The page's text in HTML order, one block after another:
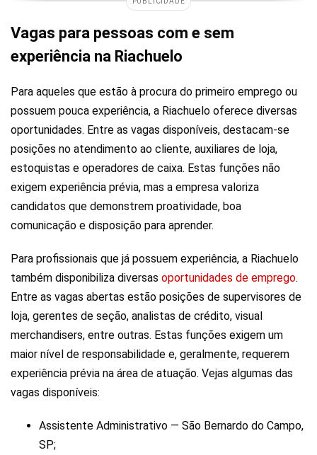
Vagas para pessoas com e sem
experiência na Riachuelo
Para aqueles que estão à procura do primeiro emprego ou
possuem pouca experiência, a Riachuelo oferece diversas
oportunidades. Entre as vagas disponíveis, destacam-se
posições no atendimento ao cliente, auxiliares de loja,
estoquistas e operadores de caixa. Estas funções não
exigem experiência prévia, mas a empresa valoriza
candidatos que demonstrem proatividade, boa
comunicação e disposição para aprender.
Para profissionais que já possuem experiência, a Riachuelo
também disponibiliza diversas oportunidades de emprego.
Entre as vagas abertas estão posições de supervisores de
loja, gerentes de seção, analistas de crédito, visual
merchandisers, entre outras. Estas funções exigem um
maior nível de responsabilidade e, geralmente, requerem
experiência prévia na área de atuação. Vejas algumas das
vagas disponíveis:
Assistente Administrativo — São Bernardo do Campo,
SP;